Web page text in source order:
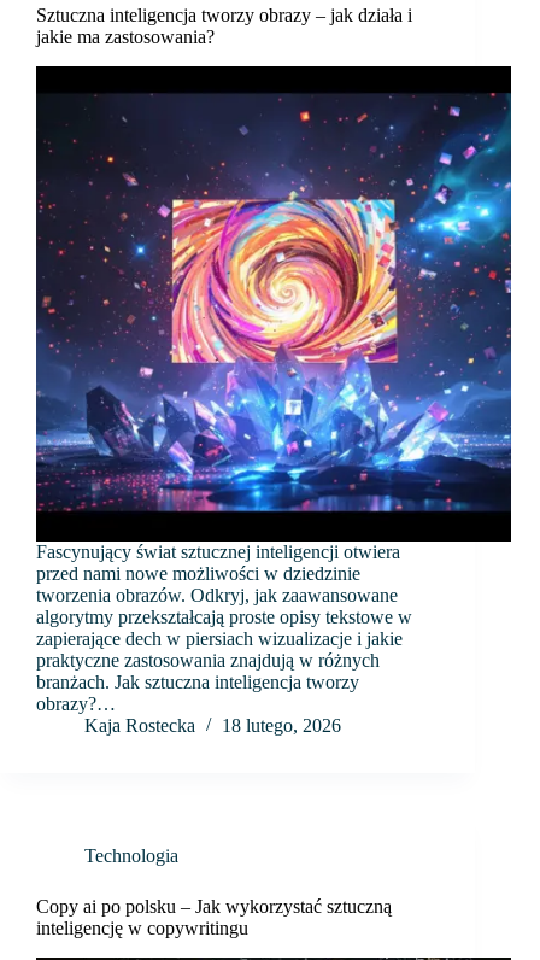
Sztuczna inteligencja tworzy obrazy – jak działa i
jakie ma zastosowania?
Fascynujący świat sztucznej inteligencji otwiera
przed nami nowe możliwości w dziedzinie
tworzenia obrazów. Odkryj, jak zaawansowane
algorytmy przekształcają proste opisy tekstowe w
zapierające dech w piersiach wizualizacje i jakie
praktyczne zastosowania znajdują w różnych
branżach. Jak sztuczna inteligencja tworzy
obrazy?…
Kaja Rostecka
18 lutego, 2026
Technologia
Copy ai po polsku – Jak wykorzystać sztuczną
inteligencję w copywritingu